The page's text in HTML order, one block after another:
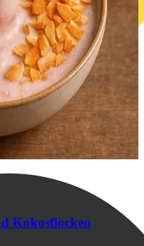
Kokosflocken